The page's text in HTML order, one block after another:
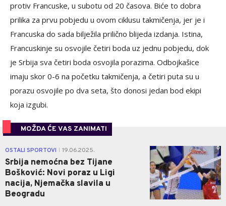
protiv Francuske, u subotu od 20 časova. Biće to dobra
prilika za prvu pobjedu u ovom ciklusu takmičenja, jer je i
Francuska do sada bilježila prilično blijeda izdanja. Istina,
Francuskinje su osvojile četiri boda uz jednu pobjedu, dok
je Srbija sva četiri boda osvojila porazima. Odbojkašice
imaju skor 0-6 na početku takmičenja, a četiri puta su u
porazu osvojile po dva seta, što donosi jedan bod ekipi
koja izgubi.
MOŽDA ĆE VAS ZANIMATI
OSTALI SPORTOVI 19.06.2025.
Srbija nemoćna bez Tijane
Bošković: Novi poraz u Ligi
nacija, Njemačka slavila u
Beogradu
0